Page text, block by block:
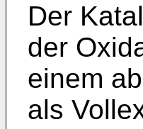
Der
der
einem
als